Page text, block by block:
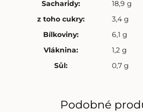
Sacharidy:
18,9 g
z toho cukry:
3,4 g
Bílkoviny:
6,1 g
Vláknina:
1,2 g
Sůl: 0,7 g
Podobné